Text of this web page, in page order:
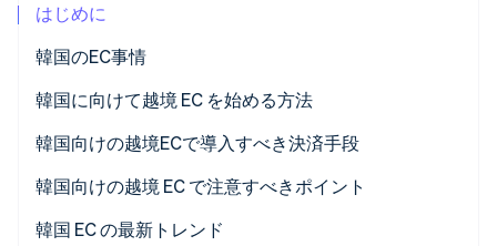
オンライン本人確認
Stripe Sessions 2026
ご覧ください。
はじめに
韓国のEC事情
日本との比較による韓国 EC 市場の基本情報
韓国の EC における特徴
韓国の主要な EC モール
韓国に向けて越境 EC を始める方法
自社 EC サイトを開設して韓国への越境 EC に参入
韓国の E コマースサイトに出店する
韓国向けの越境ECで導入すべき決済手段
韓国向けの越境 EC で注意すべきポイント
主流な検索エンジンは「NAVER」
韓国 EC の最新トレンド